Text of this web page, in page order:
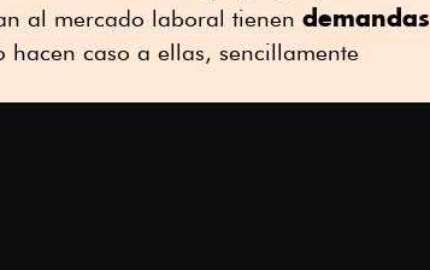
al mercado laboral tienen demandas
hacen caso a ellas, sencillamente